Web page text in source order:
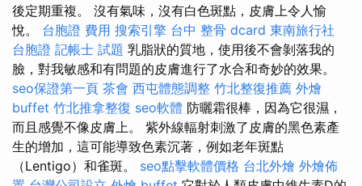
後定期重複。 沒有氣味，沒有白色斑點，皮膚上令人愉
悅。 台胞證 費用 搜索引擎 台中 整骨 dcard 東南旅行社
台胞證 記帳士 試題 乳脂狀的質地，使用後不會剝落我的
臉，對我敏感和有問題的皮膚進行了水合和奇妙的效果。
seo保證第一頁 茶會 西屯體態調整 竹北整復推薦 外燴
buffet 竹北推拿整復 seo軟體 防曬霜很棒，因為它很濕，
而且感覺不像皮膚上。 紫外線輻射刺激了皮膚的黑色素產
生的增加，這可能導致色素沉著，例如老年斑點
（Lentigo）和雀斑。 seo點擊軟體價格 台北外燴 外燴佈